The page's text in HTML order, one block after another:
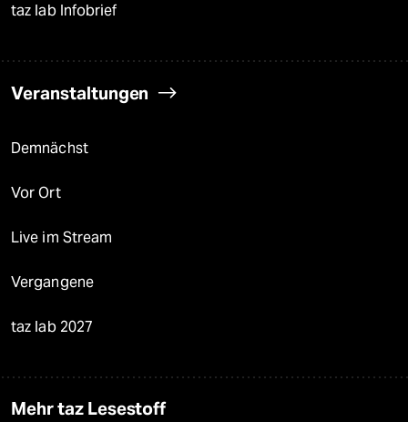
taz lab Infobrief
Veranstaltungen
Demnächst
Vor Ort
Live im Stream
Vergangene
taz lab 2027
Mehr taz Lesestoff